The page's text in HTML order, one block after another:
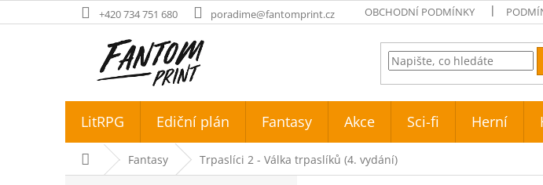
na
+420 734 751 680 poradime@fantomprint.cz OBCHODNÍ PODMÍNKY
LitRPG Ediční plán Fantasy Akce Sci-fi Herní
Domů Fantasy Trpaslíci 2 - Válka trpaslíků (4. vydání)